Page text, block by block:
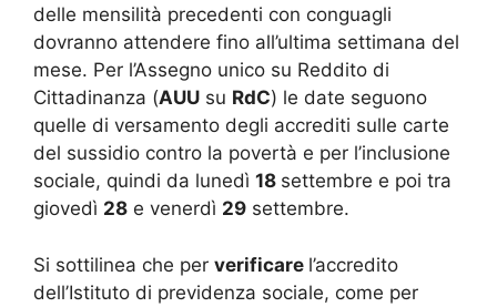
delle mensilità precedenti con conguagli
dovranno attendere fino all’ultima settimana del
mese. Per l’Assegno unico su Reddito di
Cittadinanza (AUU su RdC) le date seguono
quelle di versamento degli accrediti sulle carte
del sussidio contro la povertà e per l’inclusione
sociale, quindi da lunedì 18 settembre e poi tra
giovedì 28 e venerdì 29 settembre.
Si sottilinea che per verificare l’accredito
dell’Istituto di previdenza sociale, come per